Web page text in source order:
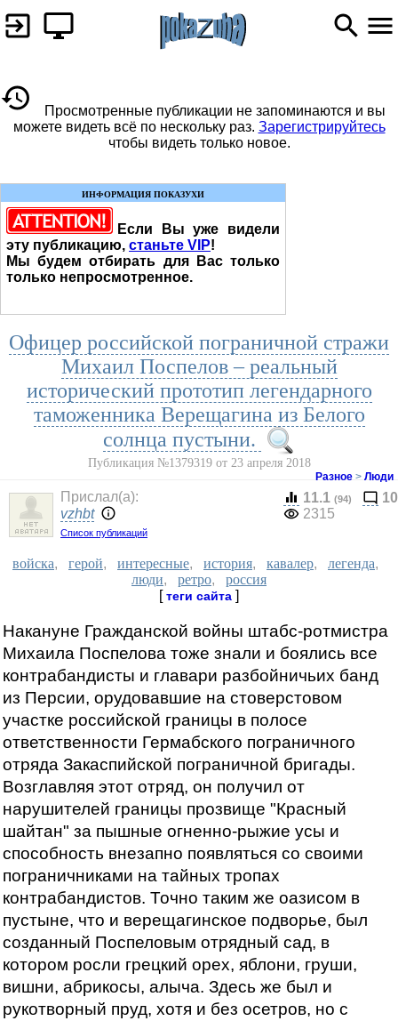
Просмотренные публикации не запоминаются и вы
можете видеть всё по нескольку раз. Зарегистрируйтесь
чтобы видеть только новое.
ИНФОРМАЦИЯ ПОКАЗУХИ
Если Вы уже видели
эту публикацию, станьте VIP!
Мы будем отбирать для Вас только
только непросмотренное.
Офицер российской пограничной стражи
Михаил Поспелов – реальный
исторический прототип легендарного
таможенника Верещагина из Белого
солнца пустыни.
Публикация №1379319 от 23 апреля 2018
Разное > Люди
Прислал(a):
vzhbt
Список публикаций
11.1 (94)
10
2315
войска, герой, интересные, история, кавалер, легенда,
люди, ретро, россия
[теги сайта ]
Накануне Гражданской войны штабс-ротмистра
Михаила Поспелова тоже знали и боялись все
контрабандисты и главари разбойничьих банд
из Персии, орудовавшие на стоверстовом
участке российской границы в полосе
ответственности Гермабского пограничного
отряда Закаспийской пограничной бригады.
Возглавляя этот отряд, он получил от
нарушителей границы прозвище "Красный
шайтан" за пышные огненно-рыжие усы и
способность внезапно появляться со своими
пограничниками на тайных тропах
контрабандистов. Точно таким же оазисом в
пустыне, что и верещагинское подворье, был
созданный Поспеловым отрядный сад, в
котором росли грецкий орех, яблони, груши,
вишни, абрикосы, алыча. Здесь же был и
рукотворный пруд, хотя и без осетров, но с